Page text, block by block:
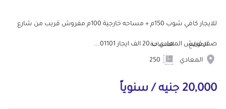
للايجار كافي شوب 150م + مساحه خارجية 100م مفروش قريب من شارع
صقر قريش المعادي ب 20 الف ايجار 01101...
الموقع
المعادي
المساحة
20,000 جنيه / سنوياً